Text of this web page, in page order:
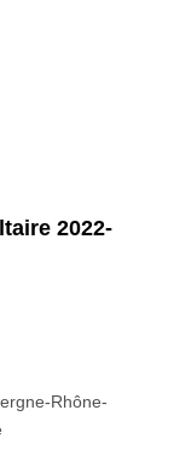
2022-
Rhône-